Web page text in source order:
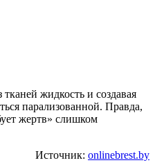
жидкость и создавая
парализованной. Правда,
жертв» слишком
Источник: onlinebrest.by